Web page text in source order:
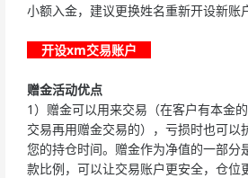
小额入金，建议更换姓名重新开设新账
开设xm交易账户
赠金活动优点
1）赠金可以用来交易（在客户有本金
交易再用赠金交易的），亏损时也可以
您的持仓时间。赠金作为净值的一部分
款比例，可以让交易账户更安全，仓位